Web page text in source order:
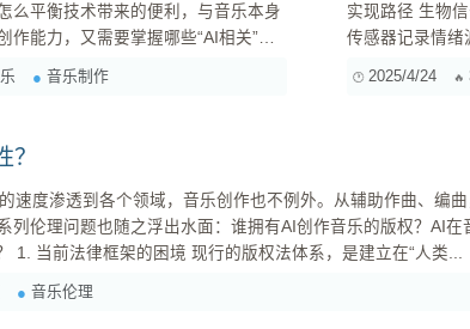
么平衡技术带来的便利，与音乐本身
能力，又需要掌握哪些“AI相关”的
如： 激发灵感： ...
音乐制作
实现路径 生物信号采集 智能手环实时监测心率变异性(HRV) 脑电头环捕捉α/β波比例 皮肤电反应
2025/4/24
伦理问题也随之浮出水面：谁拥有AI创作音乐的版权？AI
题，并尝试寻找答案。 一、版权归属：谁是AI音乐的“作者”？ 1. 当前法律框架的困境 现行的版权法体系，是建立在“人类...
音乐伦理